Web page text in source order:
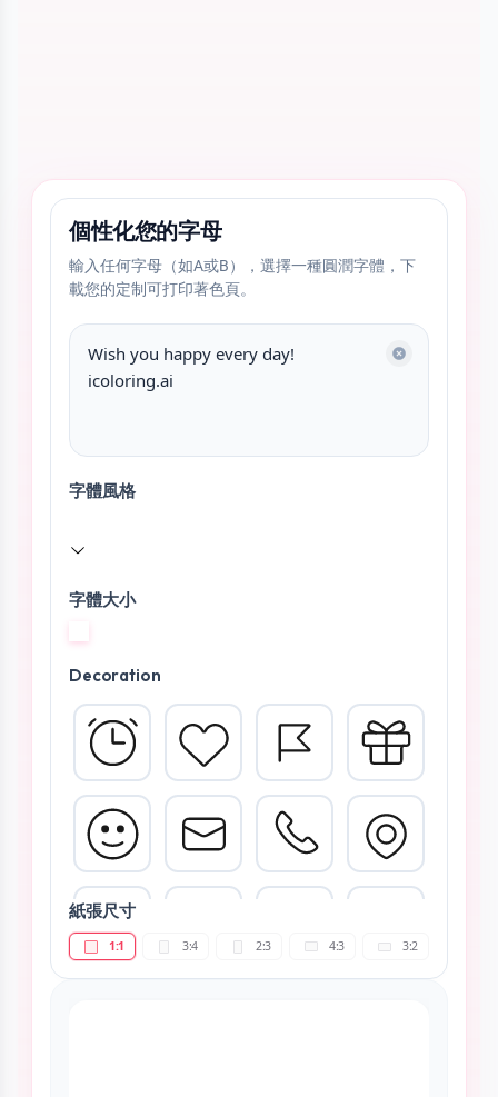
個性化您的字母
輸入任何字母（如A或B），選擇一種圓潤字體，下
載您的定制可打印著色頁。
字體風格
字體大小
Decoration
紙張尺寸
1:1 3:4 2:3 4:3 3:2